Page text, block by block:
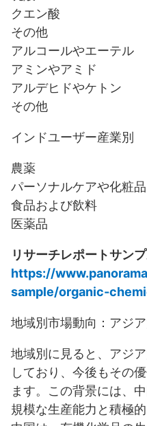
クエン酸
その他
アルコールやエーテル
アミンやアミド
アルデヒドやケトン
その他
インドユーザー産業別
農薬
パーソナルケアや化粧品
食品および飲料
医薬品
リサーチレポートサン
https://
sample/organic-
地域別市場動向：アジ
地域別に見ると、アジ
しており、今後もその
ます。この背景には、
規模な生産能力と積極